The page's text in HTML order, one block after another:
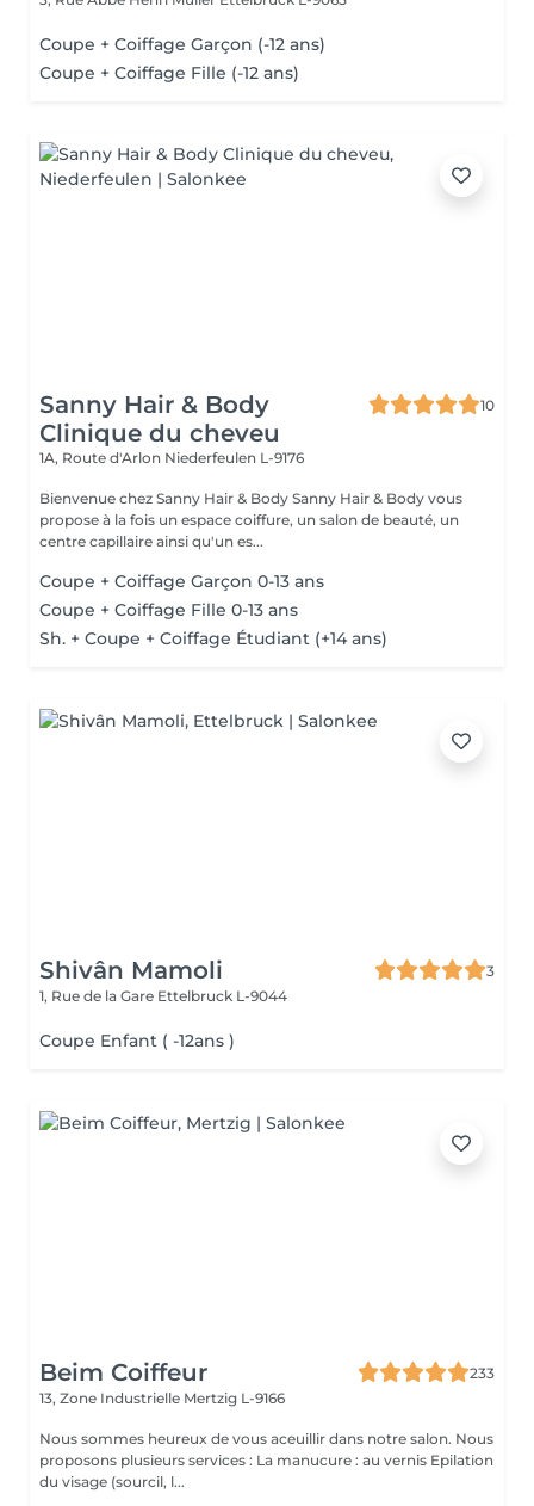
Coupe + Coiffage Garçon (-12 ans)
Coupe + Coiffage Fille (-12 ans)
Sanny Hair & Body
Clinique du cheveu
10
1A, Route d'Arlon Niederfeulen L-9176
Bienvenue chez Sanny Hair & Body Sanny Hair & Body vous
propose à la fois un espace coiffure, un salon de beauté, un
centre capillaire ainsi qu'un es...
Coupe + Coiffage Garçon 0-13 ans
Coupe + Coiffage Fille 0-13 ans
Sh. + Coupe + Coiffage Étudiant (+14 ans)
Shivân Mamoli
3
1, Rue de la Gare Ettelbruck L-9044
Coupe Enfant ( -12ans )
Beim Coiffeur
233
13, Zone Industrielle Mertzig L-9166
Nous sommes heureux de vous aceuillir dans notre salon. Nous
proposons plusieurs services : La manucure : au vernis Epilation
du visage (sourcil, l...